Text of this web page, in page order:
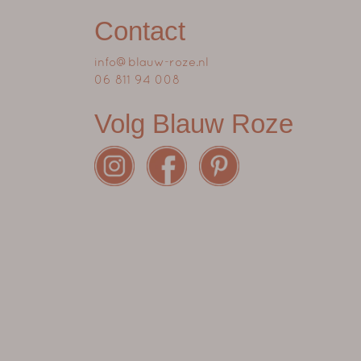
Contact
info@blauw-roze.nl
06 811 94 008
Volg Blauw Roze